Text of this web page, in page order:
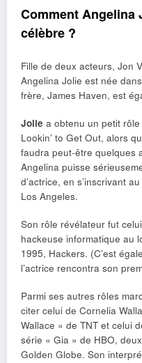
Comment Angelina
célèbre ?
Fille de deux acteurs, Jon
Angelina Jolie est née
frère, James Haven, est
Jolie a obtenu un petit
Lookin’ to Get Out, alors
faudra peut-être quelques
Angelina puisse
d’actrice, en s’inscrivant
Los Angeles.
Son rôle révélateur fut
hackeuse informatique au
1995, Hackers. (C’est
l’actrice rencontra son
Parmi ses autres rôles
citer celui de Cornelia
Wallace » de TNT et celui
série « Gia » de HBO,
Golden Globe. Son